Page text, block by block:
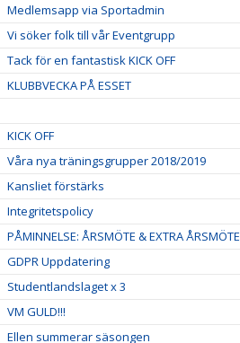
Medlemsapp via Sportadmin
Vi söker folk till vår Eventgrupp
Tack för en fantastisk KICK OFF
KLUBBVECKA PÅ ESSET
KICK OFF
Våra nya träningsgrupper 2018/2019
Kansliet förstärks
Integritetspolicy
PÅMINNELSE: ÅRSMÖTE & EXTRA ÅRSMÖTE
GDPR Uppdatering
Studentlandslaget x 3
VM GULD!!!
Ellen summerar säsongen